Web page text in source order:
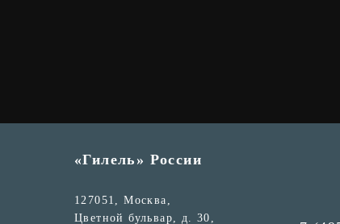
«Гилель» России
127051, Москва,
Цветной бульвар, д. 30,